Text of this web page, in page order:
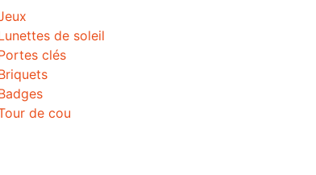
de soleil
clés
de cou